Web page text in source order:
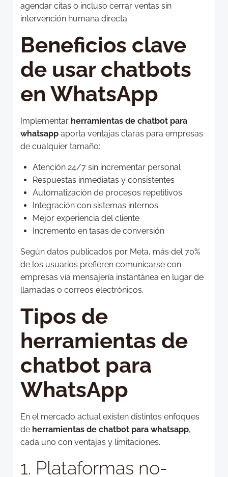
agendar citas o incluso cerrar ventas sin
intervención humana directa.
Beneficios clave
de usar chatbots
en WhatsApp
Implementar herramientas de chatbot para
whatsapp aporta ventajas claras para empresas
de cualquier tamaño:
Atención 24/7 sin incrementar personal
Respuestas inmediatas y consistentes
Automatización de procesos repetitivos
Integración con sistemas internos
Mejor experiencia del cliente
Incremento en tasas de conversión
Según datos publicados por Meta, más del 70%
de los usuarios prefieren comunicarse con
empresas vía mensajería instantánea en lugar de
llamadas o correos electrónicos.
Tipos de
herramientas de
chatbot para
WhatsApp
En el mercado actual existen distintos enfoques
de herramientas de chatbot para whatsapp,
cada uno con ventajas y limitaciones.
1. Plataformas no-